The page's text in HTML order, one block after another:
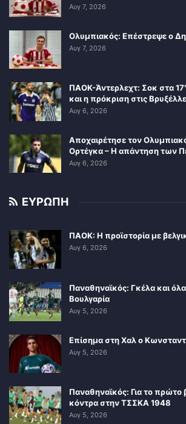
Αυγ 7, 2026
Ολυμπιακός: Επέστρεψε ο
Αυγ 7, 2026
ΠΑΟΚ-Άντερλεχτ: Σοκ στα
και η πρόκριση στις
Αυγ 6, 2026
Αποχαιρέτησε τον
Ορτέγκα – Η απάντηση των
Αυγ 6, 2026
ΕΥΡΩΠΗ
ΠΑΟΚ: Η προϊστορία με
Αυγ 6, 2026
Παναθηναϊκός: Γκέλα και
Βουλγαρία
Αυγ 5, 2026
Επίσημα στη Χαλ ο
Αυγ 5, 2026
Παναθηναϊκός: Για το πρώτο
κόντρα στην ΤΣΣΚΑ 1948
Αυγ 5, 2026